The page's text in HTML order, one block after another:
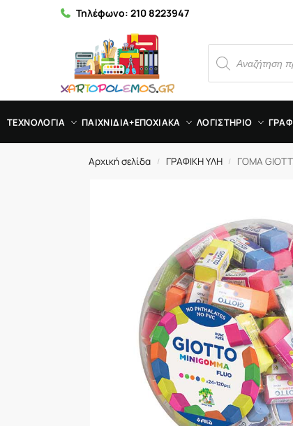
Τηλέφωνο: 210 8223947
ΤΕΧΝΟΛΟΓΙΑ ΠΑΙΧΝΙΔΙΑ+ΕΠΟΧΙΑΚΑ ΛΟΓΙΣΤΗΡΙΟ
Αρχική σελίδα / ΓΡΑΦΙΚΗ ΥΛΗ / ΓΟΜΑ